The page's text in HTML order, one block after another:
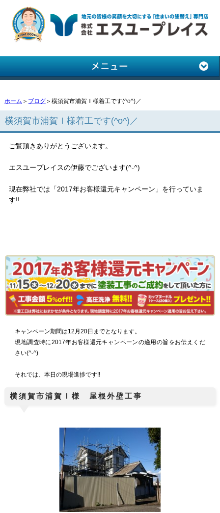
ホーム ＞ ブログ＞横須賀市浦賀Ｉ様着工です(^o^)／
横須賀市浦賀Ｉ様着工です(^o^)／
ご覧頂きありがとうございます。
エスユープレイスの伊藤でございます(^-^)
現在弊社では「2017年お客様還元キャンペーン」を行っていま
す!!
キャンペーン期間は12月20日までとなります。
現地調査時に2017年お客様還元キャンペーンの適用の旨をお伝えくだ
さい(^-^)
それでは、本日の現場進捗です!!
横須賀市浦賀Ｉ様 屋根外壁工事